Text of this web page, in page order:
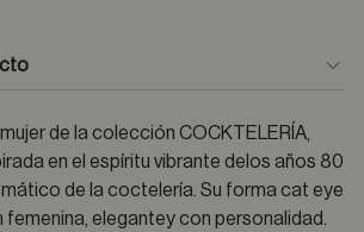
de la colección COCKTELERÍA,
en el espíritu vibrante delos años 80
de la coctelería. Su forma cat eye
elegantey con personalidad.